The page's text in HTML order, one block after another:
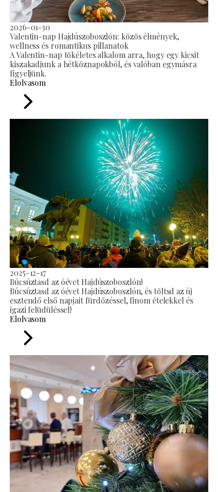
2026-01-30
Valentin-nap Hajdúszoboszlón: közös élmények,
wellness és romantikus pillanatok
A Valentin-nap tökéletes alkalom arra, hogy egy kicsit
kiszakadjunk a hétköznapokból, és valóban egymásra
figyeljünk.
Elolvasom
2025-12-17
Búcsúztasd az óévet Hajdúszoboszlón!
Búcsúztasd az óévet Hajdúszoboszlón, és töltsd az új
esztendő első napjait fürdőzéssel, finom ételekkel és
igazi felüdüléssel!
Elolvasom